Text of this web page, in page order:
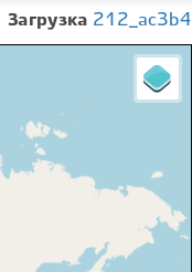
Загрузка 212_ac3b4